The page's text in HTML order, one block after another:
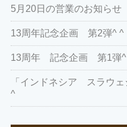
5月20日の営業のお知らせ
13周年記念企画 第2弾^ ^
13周年 記念企画 第1弾
「インドネシア スラウ
^